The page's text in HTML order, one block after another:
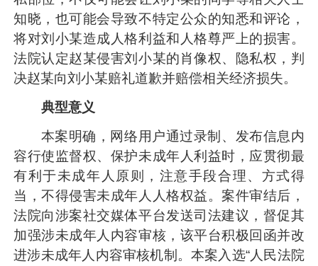
知晓，也可能会导致不特定公众的知悉和评论，
将对刘小某造成人格利益和人格尊严上的损害。
法院认定赵某侵害刘小某的肖像权、隐私权，判
决赵某向刘小某赔礼道歉并赔偿相关经济损失。
典型意义
本案明确，网络用户通过录制、发布信息内
容行使监督权、保护未成年人利益时，应贯彻最
有利于未成年人原则，注意手段合理、方式得
当，不得侵害未成年人人格权益。案件审结后，
法院向涉案社交媒体平台发送司法建议，督促其
加强涉未成年人内容审核，该平台积极回函并改
进涉未成年人内容审核机制。本案入选“人民法院